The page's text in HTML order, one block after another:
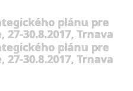
plánu pre
30.8.2017, Trnava
plánu pre
30.8.2017, Trnava